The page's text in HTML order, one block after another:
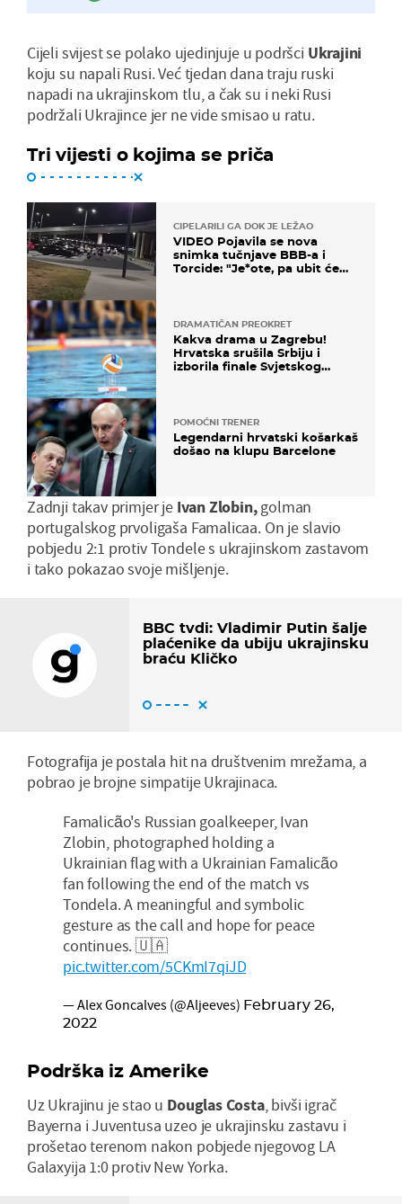
Cijeli svijest se polako ujedinjuje u podršci Ukrajini
koju su napali Rusi. Već tjedan dana traju ruski
napadi na ukrajinskom tlu, a čak su i neki Rusi
podržali Ukrajince jer ne vide smisao u ratu.
Tri vijesti o kojima se priča
CIPELARILI GA DOK JE LEŽAO
VIDEO Pojavila se nova
snimka tučnjave BBB-a i
Torcide: "Je*ote, pa ubit će
DRAMATIČAN PREOKRET
Kakva drama u Zagrebu!
Hrvatska srušila Srbiju i
izborila finale Svjetskog
POMOĆNI TRENER
Legendarni hrvatski košarkaš
došao na klupu Barcelone
Zadnji takav primjer je Ivan Zlobin,golman
portugalskog prvoligaša Famalicaa. On je slavio
pobjedu 2:1 protiv Tondele s ukrajinskom zastavom
i tako pokazao svoje mišljenje.
BBC tvdi: Vladimir Putin šalje
plaćenike da ubiju ukrajinsku
braću Kličko
Fotografija je postala hit na društvenim mrežama, a
pobrao je brojne simpatije Ukrajinaca.
Famalicão's Russian goalkeeper, Ivan
Zlobin, photographed holding a
Ukrainian flag with a Ukrainian Famalicão
fan following the end of the match vs
Tondela. A meaningful and symbolic
gesture as the call and hope for peace
continues. 🇺🇦
pic.twitter.com/5CKmI7qiJD
— Alex Goncalves (@Aljeeves) February 26,
2022
Podrška iz Amerike
Uz Ukrajinu je stao u Douglas Costa, bivši igrač
Bayerna i Juventusa uzeo je ukrajinsku zastavu i
prošetao terenom nakon pobjede njegovog LA
Galaxyija 1:0 protiv New Yorka.